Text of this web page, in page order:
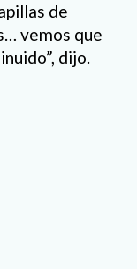
de
vemos que
dijo.